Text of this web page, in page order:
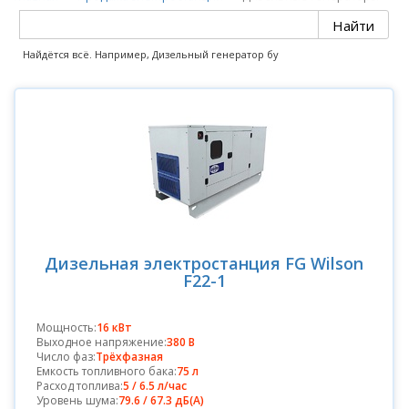
Найдётся всё. Например, Дизельный генератор бу
Дизельная электростанция FG Wilson
F22-1
Мощность:16 кВт
Выходное напряжение:380 В
Число фаз:Трёхфазная
Емкость топливного бака:75 л
Расход топлива:5 / 6.5 л/час
Уровень шума:79.6 / 67.3 дБ(А)